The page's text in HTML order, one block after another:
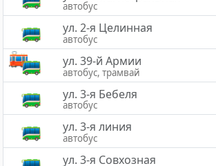
автобус
ул. 2-я Целинная
автобус
ул. 39-й Армии
автобус, трамвай
ул. 3-я Бебеля
автобус
ул. 3-я линия
автобус
ул. 3-я Совхозная